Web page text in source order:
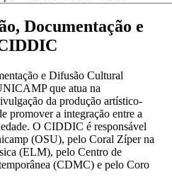
Documentação e
e Difusão Cultural
que atua na
da produção artístico-
promover a integração entre a
O CIDDIC é responsável
(OSU), pelo Coral Zíper na
(ELM), pelo Centro de
(CDMC) e pelo Coro